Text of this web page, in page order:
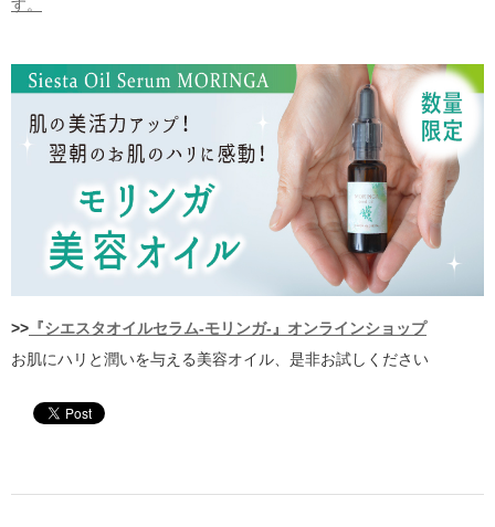
す。
>> 『シエスタオイルセラム-モリンガ-』オンラインショップ
お肌にハリと潤いを与える美容オイル、是非お試しください